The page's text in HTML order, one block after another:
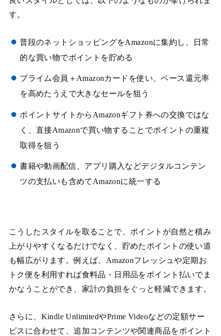
す。
普段のネットショッピングをAmazonに集約し、日常
的な買い物でポイントを貯める
プライム会員＋Amazonカードを使い、ベース還元率
を高めたうえで大きなセールを狙う
ポイントサイトからAmazonギフト券への交換ではな
く、直接Amazonで買い物することでポイントの重複
取得を狙う
書籍や動画配信、アプリ購入などデジタルコンテン
ツの支払いも含めてAmazonに統一する
こうしたスタイルを取ることで、ポイントが自然と積み
上がりやすくなるだけでなく、貯めたポイントの使い道
も幅広がります。例えば、Amazonフレッシュや定期お
トク便を利用すれば食料品・日用品をポイント払いでま
かなうことができ、家計の負担をぐっと軽減できます。
さらに、Kindle UnlimitedやPrime Videoなどの定額サー
ビスに合わせて、追加コンテンツや関連商品をポイント